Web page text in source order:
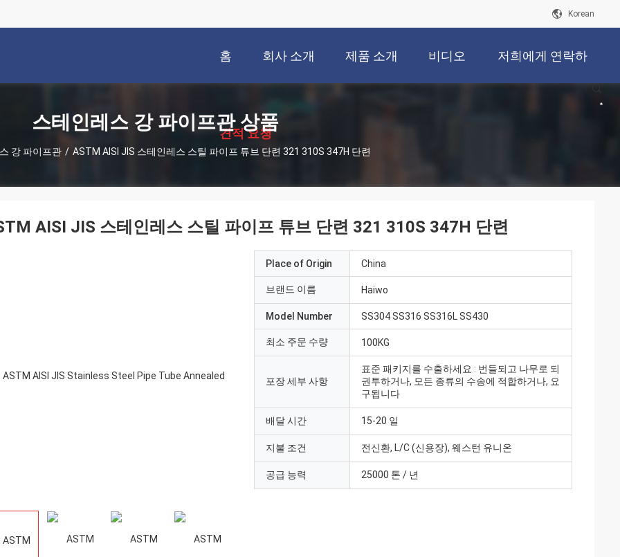
Korean
홈 회사 소개 제품 소개 비디오 저희에게 연락하
述
견적 요청
스테인레스 강 파이프관 상품
강 파이프관 / ASTM AISI JIS 스테인레스 스틸 파이프 튜브 단련 321 310S 347H 단련
AISI JIS 스테인레스 스틸 파이프 튜브 단련 321 310S 347H 단련
Place of Origin China
브랜드 이름 Haiwo
Model Number SS304 SS316 SS316L SS430
최소 주문 수량 100KG
포장 세부 사항
표준 패키지를 수출하세요 : 번들되고 나무로 되
권투하거나, 모든 종류의 수송에 적합하거나, 요
구됩니다
배달 시간 15-20 일
지불 조건 전신환, L/C (신용장), 웨스턴 유니온
공급 능력 25000 톤 / 년